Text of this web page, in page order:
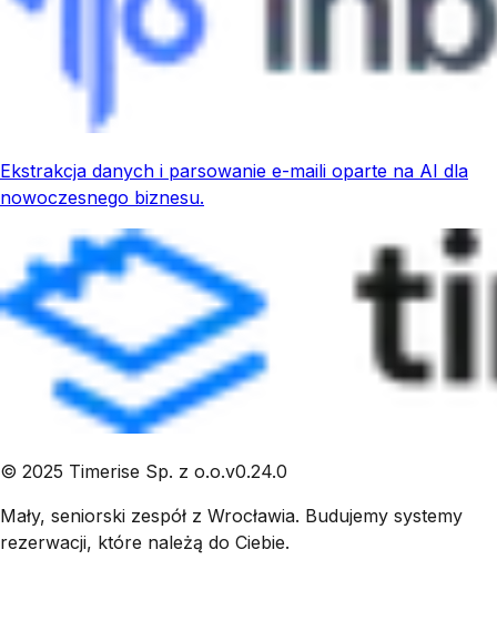
Ekstrakcja danych i parsowanie e-maili oparte na AI dla
nowoczesnego biznesu.
© 2025 Timerise Sp. z o.o.v0.24.0
Mały, seniorski zespół z Wrocławia. Budujemy systemy
rezerwacji, które należą do Ciebie.